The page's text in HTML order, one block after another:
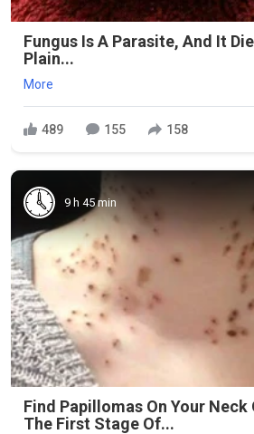
Fungus Is A Parasite, And It
Plain...
More
489 155 158
9 h 45 min
Find Papillomas On Your Neck
The First Stage Of...